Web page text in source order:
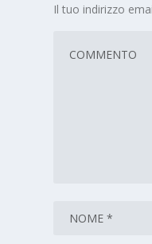
Il tuo indirizzo